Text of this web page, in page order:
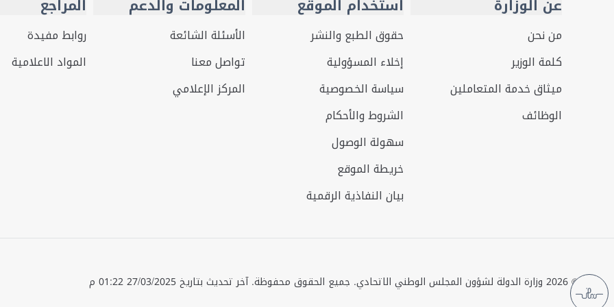
عن الوزارة
من نحن
كلمة الوزير
ميثاق خدمة المتعاملين
الوظائف
استخدام الموقع
حقوق الطبع والنشر
إخلاء المسؤولية
سياسة الخصوصية
الشروط والأحكام
سهولة الوصول
خريطة الموقع
بيان النفاذية الرقمية
المعلومات والدعم
الأسئلة الشائعة
تواصل معنا
المركز الإعلامي
المراجع
روابط مفيدة
المواد الاعلامية
©
2026 وزارة الدولة لشؤون المجلس الوطني الاتحادي. جميع الحقوق محفوظة.آخر تحديث بتاريخ27/03/2025 01:22 م